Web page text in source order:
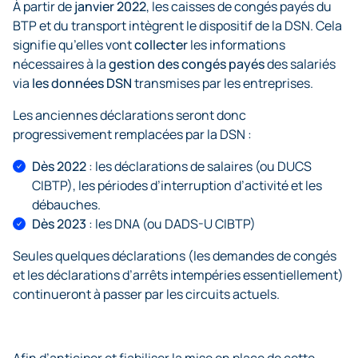
transmise via un dépôt de fichier électroniques sur
le site internet de votre organisme (net entrepris ou
MSA)
un signalement fin de contrat de travail pour tout
départ d’un salarié de l’entreprise (démission, etc.).
envoyées pour effectuer les corrections nécessaires
sur la DSN du mois et / ou les suivantes.
À partir dejanvier 2022, les caisses de congés payés du
BTP et du transport intègrent le dispositif de la DSN. Cela
signifie qu’elles vontcollecterles informations
nécessaires à lagestion des congés payésdes salariés
via les données DSNtransmises par les entreprises.
Les anciennes déclarations seront donc
progressivement remplacées par la DSN :
Dès 2022: les déclarations de salaires (ou DUCS
CIBTP), les périodes d’interruption d’activité et les
débauches.
Dès 2023 : les DNA (ou DADS-U CIBTP)
Seules quelques déclarations (les demandes de congés
et les déclarations d’arrêts intempéries essentiellement)
continueront à passer par les circuits actuels.